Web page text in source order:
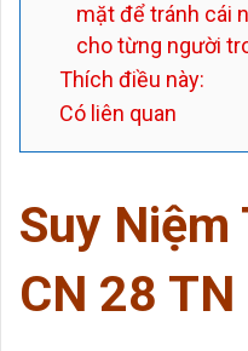
mặt để tránh cái
cho từng người
Thích điều này:
Có liên quan
Suy Niệm
CN 28 TN